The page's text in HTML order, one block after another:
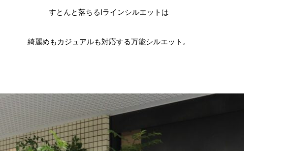
すとんと落ちるIラインシルエットは
綺麗めもカジュアルも対応する万能シルエット。